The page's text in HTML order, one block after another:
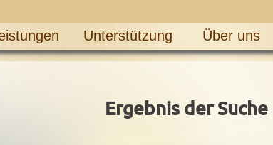
Unterstützung Über uns
Ergebnis der Suche